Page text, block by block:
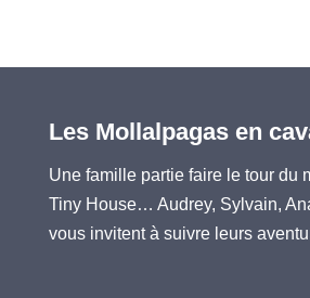
Les Mollalpagas en
Une famille partie faire le tour du
Tiny House… Audrey, Sylvain,
vous invitent à suivre leurs